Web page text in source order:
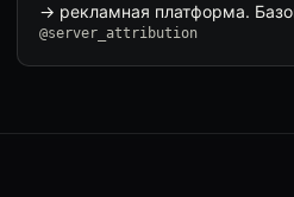
→ рекламная платформа.
@server_attribution